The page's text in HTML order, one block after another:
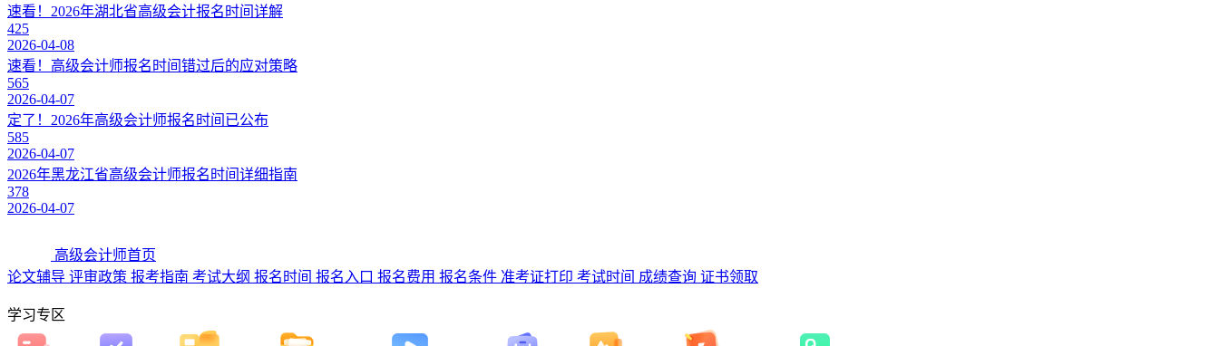
速看！2026年湖北省高级会计报名时间详解
425
2026-04-08
速看！高级会计师报名时间错过后的应对策略
565
2026-04-07
定了！2026年高级会计师报名时间已公布
585
2026-04-07
2026年黑龙江省高级会计师报名时间详细指南
378
2026-04-07
高级会计师首页
论文辅导 评审政策 报考指南 考试大纲 报名时间 报名入口 报名费用 报名条件 准考证打印 考试时间 成绩查询 证书领取
学习专区